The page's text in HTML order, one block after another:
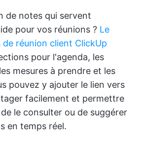
de notes qui servent
pour vos réunions ? Le
réunion client ClickUp
pour l'agenda, les
mesures à prendre et les
pouvez y ajouter le lien vers
facilement et permettre
le consulter ou de suggérer
en temps réel.